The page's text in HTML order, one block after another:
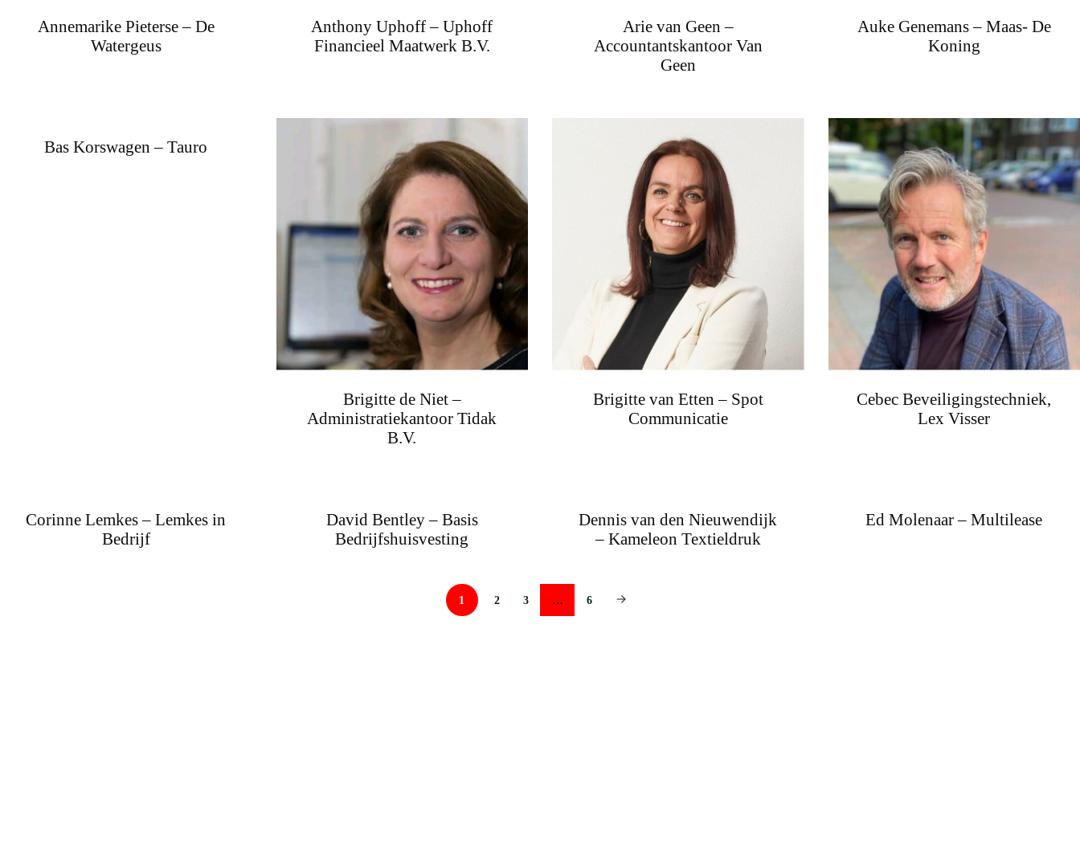
Annemarike Pieterse – De
Watergeus
Anthony Uphoff – Uphoff
Financieel Maatwerk B.V.
Arie van Geen –
Accountantskantoor Van
Geen
Auke Genemans – Maas- De
Koning
Bas Korswagen – Tauro
Brigitte de Niet –
Administratiekantoor Tidak
B.V.
Brigitte van Etten – Spot
Communicatie
Cebec Beveiligingstechniek,
Lex Visser
Corinne Lemkes – Lemkes in
Bedrijf
David Bentley – Basis
Bedrijfshuisvesting
Dennis van den Nieuwendijk
– Kameleon Textieldruk
Ed Molenaar – Multilease
1 2 3 … 6